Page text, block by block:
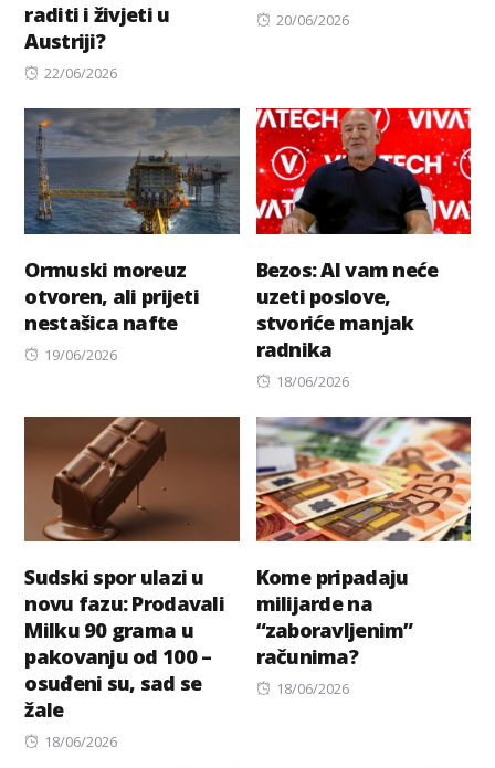
raditi i živjeti u
Austriji?
Posted
22/06/2026
Posted
20/06/2026
Ormuski moreuz
otvoren, ali prijeti
nestašica nafte
Posted
19/06/2026
Bezos: AI vam neće
uzeti poslove,
stvoriće manjak
radnika
Posted
18/06/2026
Sudski spor ulazi u
novu fazu: Prodavali
Milku 90 grama u
pakovanju od 100 –
osuđeni su, sad se
žale
Posted
18/06/2026
Kome pripadaju
milijarde na
“zaboravljenim”
računima?
Posted
18/06/2026